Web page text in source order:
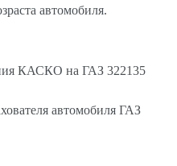
автомобиля.
КАСКО на ГАЗ 322135
автомобиля ГАЗ